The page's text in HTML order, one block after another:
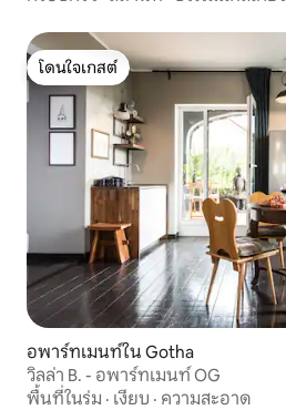
โดนใจเกสต์
โดนใจเกสต์
อพาร์ทเมนท์ใน Gotha
วิลล่า B. - อพาร์ทเมนท์ OG
พื้นที่ในร่ม · เงียบ · ความสะอาด